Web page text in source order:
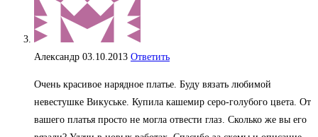
Александр 03.10.2013 Ответить
Очень красивое нарядное платье. Буду вязать любимой
невестушке Викуське. Купила кашемир серо-голубого цвета. От
вашего платья просто не могла отвести глаз. Сколько же вы его